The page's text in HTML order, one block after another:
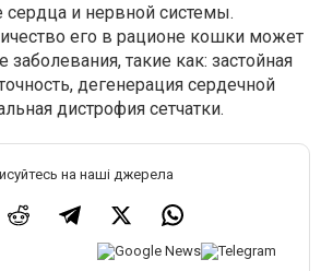
и нервной системы.
его в рационе кошки может
такие как: застойная
дегенерация сердечной
дистрофия сетчатки.
на наші джерела